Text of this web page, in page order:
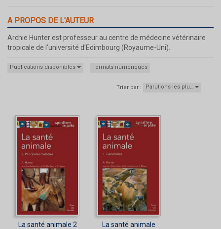
A PROPOS DE L'AUTEUR
Archie Hunter est professeur au centre de médecine vétérinaire
tropicale de l’université d’Edimbourg (Royaume-Uni).
Publications disponibles Formats numériques
Trier par : Parutions les plu…
La santé animale 2 La santé animale